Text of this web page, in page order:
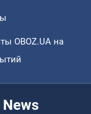
OBOZ.UA на
News